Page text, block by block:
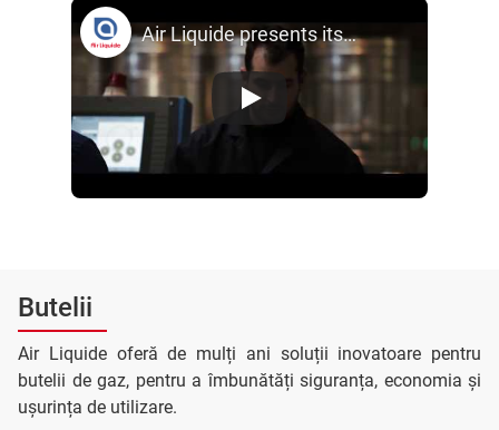
Air Liquide presents its ARCAL™ range
Butelii
Air Liquide oferă de mulți ani soluții inovatoare pentru
butelii de gaz, pentru a îmbunătăți siguranța, economia și
ușurința de utilizare.